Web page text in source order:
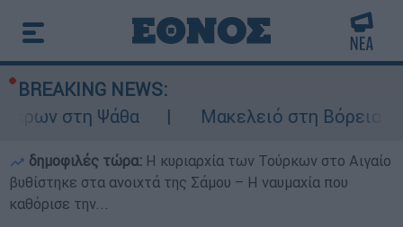
BREAKING NEWS:
στη Ψάθα
Μακελειό στη Βόρεια
δημοφιλές τώρα: Η κυριαρχία των Τούρκων στο Αιγαίο
βυθίστηκε στα ανοιχτά της Σάμου – Η ναυμαχία που
καθόρισε την...